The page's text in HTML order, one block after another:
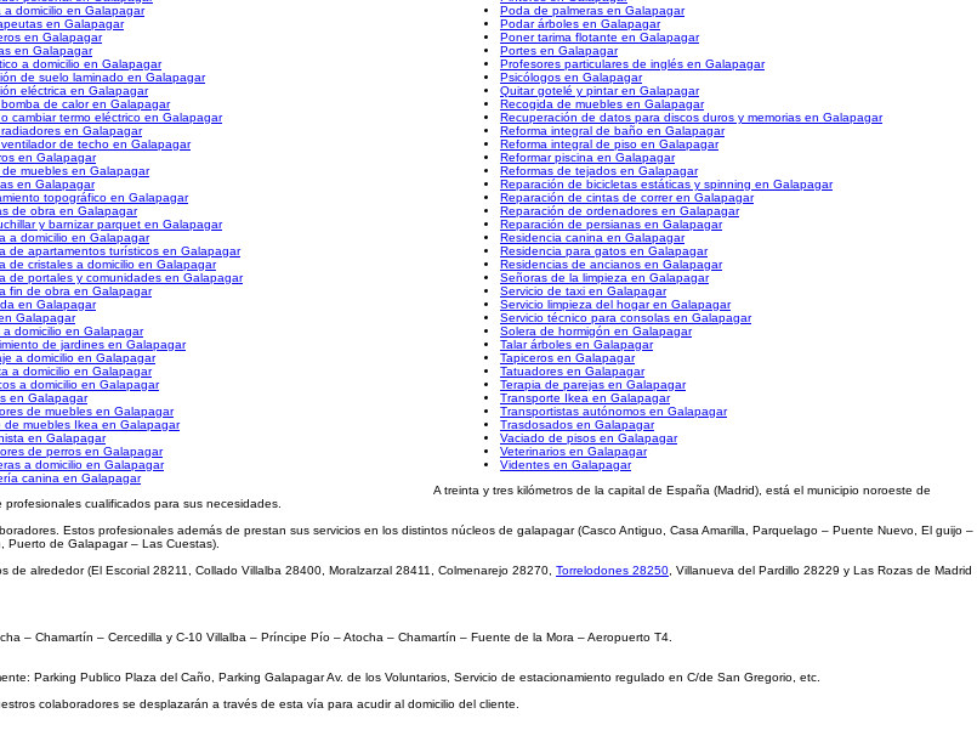
a domicilio en Galapagar
en Galapagar
en Galapagar
en Galapagar
a domicilio en Galapagar
de suelo laminado en Galapagar
eléctrica en Galapagar
de calor en Galapagar
cambiar termo eléctrico en Galapagar
en Galapagar
ventilador de techo en Galapagar
en Galapagar
muebles en Galapagar
en Galapagar
topográfico en Galapagar
de obra en Galapagar
y barnizar parquet en Galapagar
a domicilio en Galapagar
de apartamentos turísticos en Galapagar
de cristales a domicilio en Galapagar
de portales y comunidades en Galapagar
fin de obra en Galapagar
en Galapagar
Galapagar
a domicilio en Galapagar
de jardines en Galapagar
a domicilio en Galapagar
a domicilio en Galapagar
a domicilio en Galapagar
en Galapagar
de muebles en Galapagar
de muebles Ikea en Galapagar
en Galapagar
de perros en Galapagar
a domicilio en Galapagar
canina en Galapagar
Poda de palmeras en Galapagar
Podar árboles en Galapagar
Poner tarima flotante en Galapagar
Portes en Galapagar
Profesores particulares de inglés en Galapagar
Psicólogos en Galapagar
Quitar gotelé y pintar en Galapagar
Recogida de muebles en Galapagar
Recuperación de datos para discos duros y memorias en Galapagar
Reforma integral de baño en Galapagar
Reforma integral de piso en Galapagar
Reformar piscina en Galapagar
Reformas de tejados en Galapagar
Reparación de bicicletas estáticas y spinning en Galapagar
Reparación de cintas de correr en Galapagar
Reparación de ordenadores en Galapagar
Reparación de persianas en Galapagar
Residencia canina en Galapagar
Residencia para gatos en Galapagar
Residencias de ancianos en Galapagar
Señoras de la limpieza en Galapagar
Servicio de taxi en Galapagar
Servicio limpieza del hogar en Galapagar
Servicio técnico para consolas en Galapagar
Solera de hormigón en Galapagar
Talar árboles en Galapagar
Tapiceros en Galapagar
Tatuadores en Galapagar
Terapia de parejas en Galapagar
Transporte Ikea en Galapagar
Transportistas autónomos en Galapagar
Trasdosados en Galapagar
Vaciado de pisos en Galapagar
Veterinarios en Galapagar
Videntes en Galapagar
A treinta y tres kilómetros de la capital de España (Madrid), está el municipio noroeste de
cualificados para sus necesidades.
Estos profesionales además de prestan sus servicios en los distintos núcleos de galapagar (Casco Antiguo, Casa Amarilla, Parquelago – Puente Nuevo, El guijo –
de Galapagar – Las Cuestas).
alrededor (El Escorial 28211, Collado Villalba 28400, Moralzarzal 28411, Colmenarejo 28270, Torrelodones 28250 , Villanueva del Pardillo 28229 y Las Rozas de Madrid
– Chamartín – Cercedilla y C-10 Villalba – Príncipe Pío – Atocha – Chamartín – Fuente de la Mora – Aeropuerto T4.
Parking Publico Plaza del Caño, Parking Galapagar Av. de los Voluntarios, Servicio de estacionamiento regulado en C/de San Gregorio, etc.
colaboradores se desplazarán a través de esta vía para acudir al domicilio del cliente.